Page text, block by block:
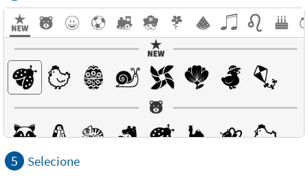
5 Selecione